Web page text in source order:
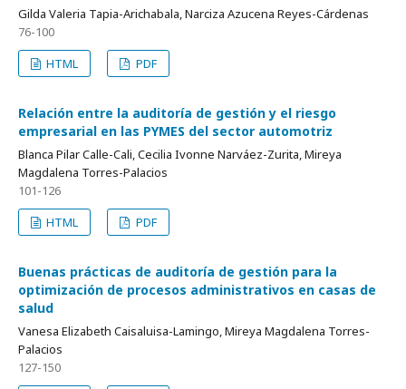
Gilda Valeria Tapia-Arichabala, Narciza Azucena Reyes-Cárdenas
76-100
HTML
PDF
Relación entre la auditoría de gestión y el riesgo
empresarial en las PYMES del sector automotriz
Blanca Pilar Calle-Cali, Cecilia Ivonne Narváez-Zurita, Mireya
Magdalena Torres-Palacios
101-126
HTML
PDF
Buenas prácticas de auditoría de gestión para la
optimización de procesos administrativos en casas de
salud
Vanesa Elizabeth Caisaluisa-Lamingo, Mireya Magdalena Torres-
Palacios
127-150